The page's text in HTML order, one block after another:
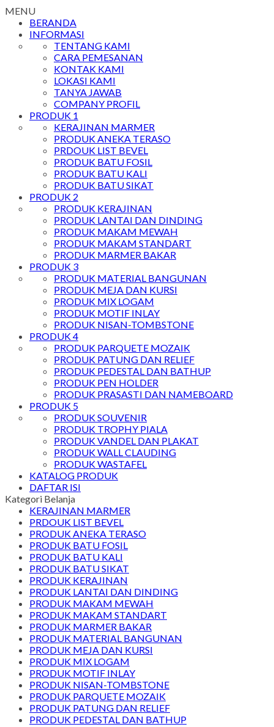
MENU
BERANDA
INFORMASI
TENTANG KAMI
CARA PEMESANAN
KONTAK KAMI
LOKASI KAMI
TANYA JAWAB
COMPANY PROFIL
PRODUK 1
KERAJINAN MARMER
PRODUK ANEKA TERASO
PRDOUK LIST BEVEL
PRODUK BATU FOSIL
PRODUK BATU KALI
PRODUK BATU SIKAT
PRODUK 2
PRODUK KERAJINAN
PRODUK LANTAI DAN DINDING
PRODUK MAKAM MEWAH
PRODUK MAKAM STANDART
PRODUK MARMER BAKAR
PRODUK 3
PRODUK MATERIAL BANGUNAN
PRODUK MEJA DAN KURSI
PRODUK MIX LOGAM
PRODUK MOTIF INLAY
PRODUK NISAN-TOMBSTONE
PRODUK 4
PRODUK PARQUETE MOZAIK
PRODUK PATUNG DAN RELIEF
PRODUK PEDESTAL DAN BATHUP
PRODUK PEN HOLDER
PRODUK PRASASTI DAN NAMEBOARD
PRODUK 5
PRODUK SOUVENIR
PRODUK TROPHY PIALA
PRODUK VANDEL DAN PLAKAT
PRODUK WALL CLAUDING
PRODUK WASTAFEL
KATALOG PRODUK
DAFTAR ISI
Kategori Belanja
KERAJINAN MARMER
PRDOUK LIST BEVEL
PRODUK ANEKA TERASO
PRODUK BATU FOSIL
PRODUK BATU KALI
PRODUK BATU SIKAT
PRODUK KERAJINAN
PRODUK LANTAI DAN DINDING
PRODUK MAKAM MEWAH
PRODUK MAKAM STANDART
PRODUK MARMER BAKAR
PRODUK MATERIAL BANGUNAN
PRODUK MEJA DAN KURSI
PRODUK MIX LOGAM
PRODUK MOTIF INLAY
PRODUK NISAN-TOMBSTONE
PRODUK PARQUETE MOZAIK
PRODUK PATUNG DAN RELIEF
PRODUK PEDESTAL DAN BATHUP